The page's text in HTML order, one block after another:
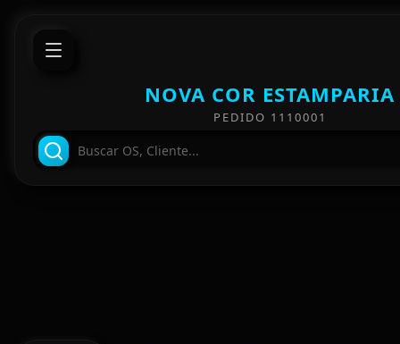
NOVA COR ESTAMPARIA
PEDIDO 1110001